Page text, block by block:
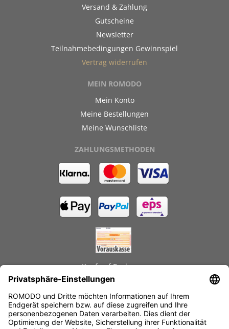
Versand & Zahlung
Gutscheine
Newsletter
Teilnahmebedingungen Gewinnspiel
Vertrag widerrufen
MEIN ROMODO
Mein Konto
Meine Bestellungen
Meine Wunschliste
ZAHLUNGSMETHODEN
Kauf auf Rechnung
Schnelle Lieferzeiten
Käuferschutz